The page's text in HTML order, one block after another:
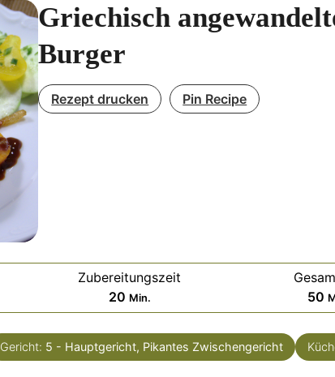
Griechisch
Burger
Rezept drucken Pin Recipe
Zubereitungszeit
20Minuten
Min.
50
Gericht: 5 - Hauptgericht, Pikantes Zwischengericht